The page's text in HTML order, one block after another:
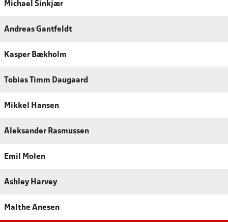
Michael Sinkjær
Andreas Gantfeldt
Kasper Bækholm
Tobias Timm Daugaard
Mikkel Hansen
Aleksander Rasmussen
Emil Molen
Ashley Harvey
Malthe Anesen